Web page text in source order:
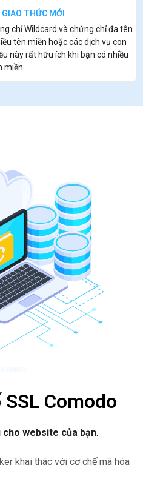
THỨC MỚI
chỉ Wildcard và chứng chỉ đa tên
tên miền hoặc các dịch vụ con
này rất hữu ích khi bạn có nhiều
miền.
Comodo
cho website của bạn.
khai thác với cơ chế mã hóa